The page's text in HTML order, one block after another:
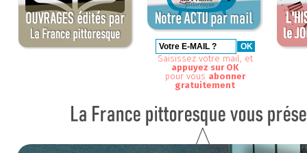
Saisissez votre mail, et
appuyez sur OK
pour vous abonner
gratuitement